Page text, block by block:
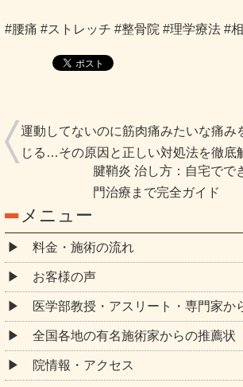
#腰痛 #ストレッチ #整骨院 #理学療法 #
運動してないのに筋肉痛みたいな痛み
じる…その原因と正しい対処法を徹底
腱鞘炎 治し方：自宅でで
門治療まで完全ガイド
メニュー
料金・施術の流れ
お客様の声
医学部教授・アスリート・専門家か
全国各地の有名施術家からの推薦状
院情報・アクセス